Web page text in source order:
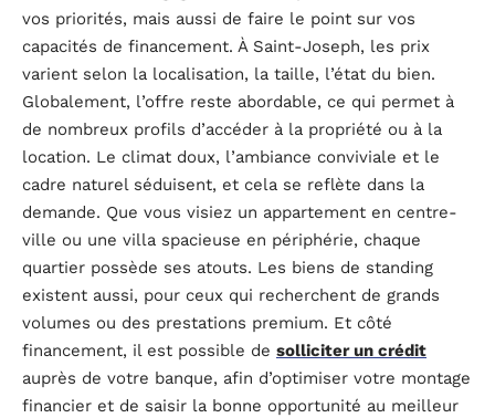
vos priorités, mais aussi de faire le point sur vos
capacités de financement. À Saint-Joseph, les prix
varient selon la localisation, la taille, l’état du bien.
Globalement, l’offre reste abordable, ce qui permet à
de nombreux profils d’accéder à la propriété ou à la
location. Le climat doux, l’ambiance conviviale et le
cadre naturel séduisent, et cela se reflète dans la
demande. Que vous visiez un appartement en centre-
ville ou une villa spacieuse en périphérie, chaque
quartier possède ses atouts. Les biens de standing
existent aussi, pour ceux qui recherchent de grands
volumes ou des prestations premium. Et côté
financement, il est possible de solliciter un crédit
auprès de votre banque, afin d’optimiser votre montage
financier et de saisir la bonne opportunité au meilleur